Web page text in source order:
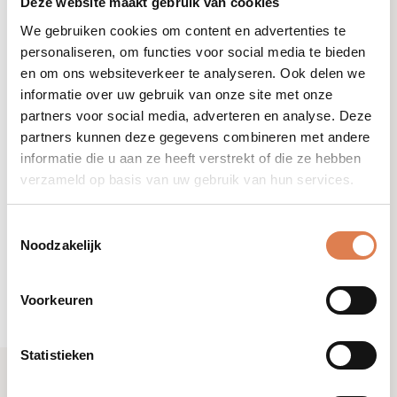
We gebruiken cookies om content en advertenties te
personaliseren, om functies voor social media te bieden
en om ons websiteverkeer te analyseren. Ook delen we
informatie over uw gebruik van onze site met onze
partners voor social media, adverteren en analyse. Deze
partners kunnen deze gegevens combineren met andere
informatie die u aan ze heeft verstrekt of die ze hebben
verzameld op basis van uw gebruik van hun services.
Noodzakelijk
Voorkeuren
Statistieken
aantal
€36,40 -
Leave-